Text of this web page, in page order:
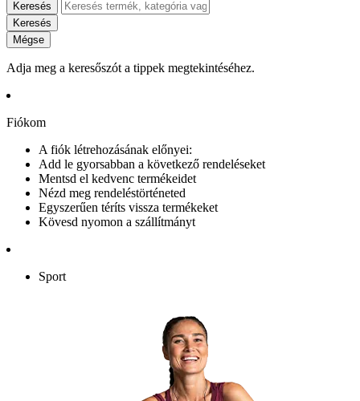
Keresés
Keresés
Mégse
Adja meg a keresőszót a tippek megtekintéséhez.
Fiókom
A fiók létrehozásának előnyei:
Add le gyorsabban a következő rendeléseket
Mentsd el kedvenc termékeidet
Nézd meg rendeléstörténeted
Egyszerűen téríts vissza termékeket
Kövesd nyomon a szállítmányt
Sport